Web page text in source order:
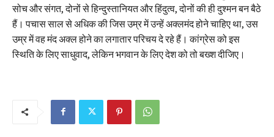
सोच और संगत, दोनों से हिन्दुस्तानियत और हिंदुत्व, दोनों की ही दुश्मन बन बैठे
हैं। पचास साल से अधिक की जिस उम्र में उन्हें अक्लमंद होने चाहिए था, उस
उम्र में वह मंद अक्ल होने का लगातार परिचय दे रहे हैं। कांग्रेस को इस
स्थिति के लिए साधुवाद, लेकिन भगवान के लिए देश को तो बख्श दीजिए।